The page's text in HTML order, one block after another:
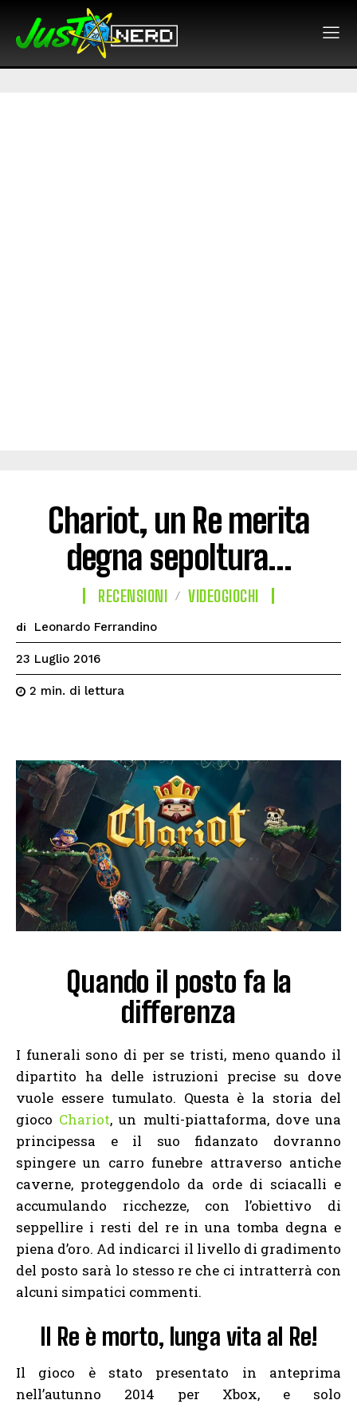
Chariot, un Re merita
degna sepoltura…
RECENSIONI VIDEOGIOCHI
di Leonardo Ferrandino
23 Luglio 2016
2 min. di lettura
Quando il posto fa la
differenza
I funerali sono di per se tristi, meno quando il
dipartito ha delle istruzioni precise su dove
vuole essere tumulato. Questa è la storia del
gioco Chariot, un multi-piattaforma, dove una
principessa e il suo fidanzato dovranno
spingere un carro funebre attraverso antiche
caverne, proteggendolo da orde di sciacalli e
accumulando ricchezze, con l’obiettivo di
seppellire i resti del re in una tomba degna e
piena d’oro. Ad indicarci il livello di gradimento
del posto sarà lo stesso re che ci intratterrà con
alcuni simpatici commenti.
Il Re è morto, lunga vita al Re!
Il gioco è stato presentato in anteprima
nell’autunno 2014 per Xbox, e solo